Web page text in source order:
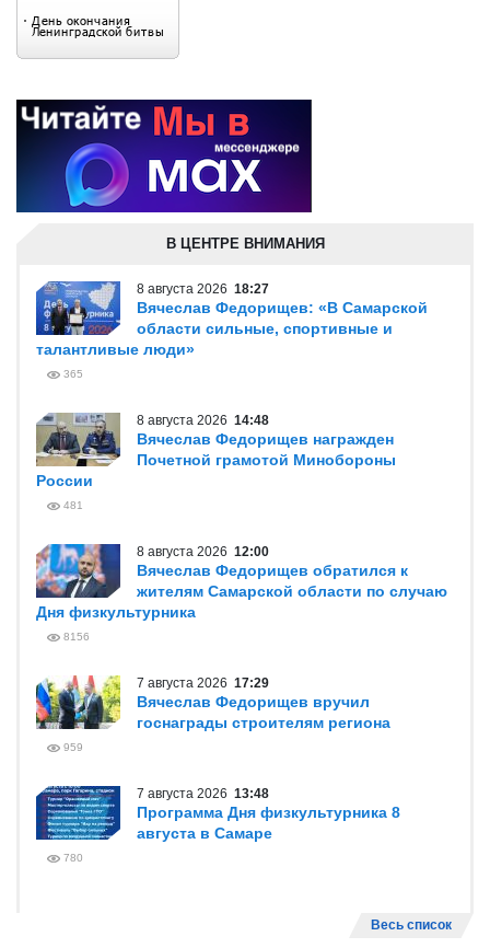
В ЦЕНТРЕ ВНИМАНИЯ
8 августа 2026 18:27
Вячеслав Федорищев: «В Самарской
области сильные, спортивные и
талантливые люди»
365
8 августа 2026 14:48
Вячеслав Федорищев награжден
Почетной грамотой Минобороны
России
481
8 августа 2026 12:00
Вячеслав Федорищев обратился к
жителям Самарской области по случаю
Дня физкультурника
8156
7 августа 2026 17:29
Вячеслав Федорищев вручил
госнаграды строителям региона
959
7 августа 2026 13:48
Программа Дня физкультурника 8
августа в Самаре
780
Весь список